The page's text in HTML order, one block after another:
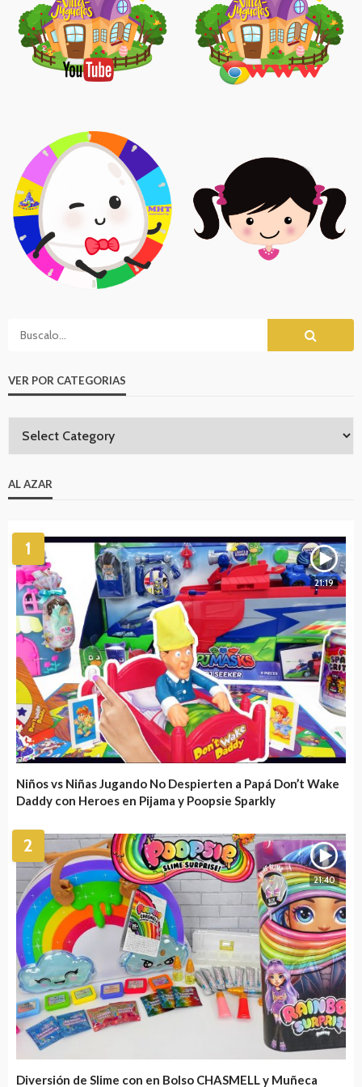
VER POR CATEGORIAS
AL AZAR
1
21:19
Niños vs Niñas Jugando No Despierten a Papá Don’t Wake
Daddy con Heroes en Pijama y Poopsie Sparkly
2
21:40
Diversión de Slime con en Bolso CHASMELL y Muñeca